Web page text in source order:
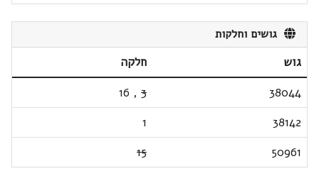
גושים וחלקות
גוש
חלקה
38044
3
,
16
38142
1
50961
15